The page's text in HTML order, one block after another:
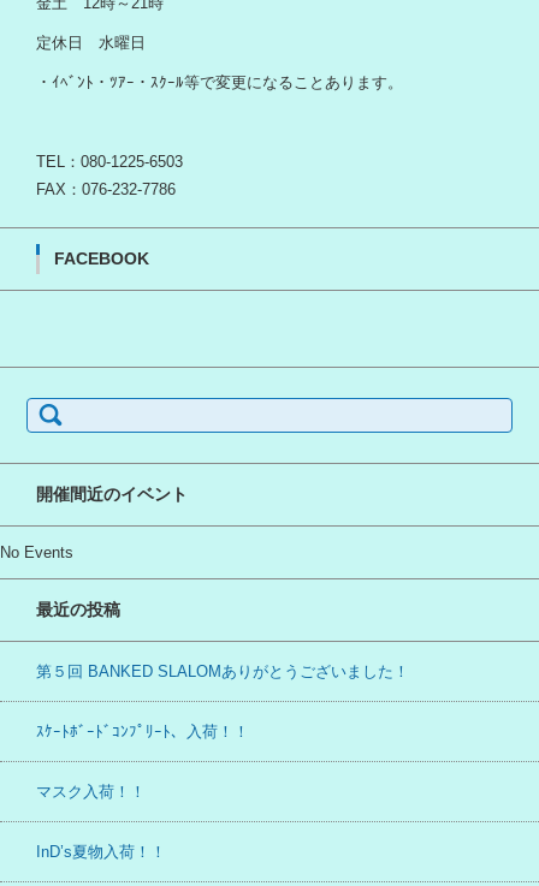
定休日 水曜日
・ｲﾍﾞﾝﾄ・ﾂｱｰ・ｽｸｰﾙ等で変更になることあります。
TEL：080-1225-6503
FAX：076-232-7786
FACEBOOK
索:
開催間近のイベント
No Events
最近の投稿
第５回 BANKED SLALOMありがとうございました！
ｽｹｰﾄﾎﾞｰﾄﾞｺﾝﾌﾟﾘｰﾄ、入荷！！
マスク入荷！！
InD’s夏物入荷！！